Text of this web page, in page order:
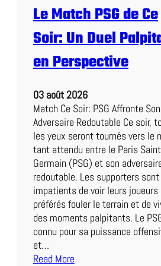
c
h
d
e
l
A
S
R
o
m
a
:
U
n
e
E
p
Le Match PSG de Ce
Soir: Un Duel
en Perspective
03 août 2026
Match Ce Soir: PSG Affronte Son
Adversaire Redoutable Ce soir,
les yeux seront tournés vers le
tant attendu entre le Paris
Germain (PSG) et son
redoutable. Les supporters sont
impatients de voir leurs joueurs
préférés fouler le terrain et de
des moments palpitants. Le
connu pour sa puissance
et…
Read More